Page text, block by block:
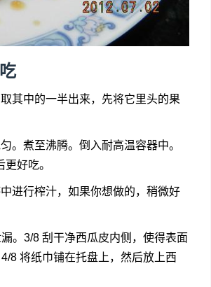
其中的一半出来，先将它里头的果
。煮至沸腾。倒入耐高温容器中。
好吃。
进行榨汁，如果你想做的，稍微好
。3/8 刮干净西瓜皮内侧，使得表面
8 将纸巾铺在托盘上，然后放上西